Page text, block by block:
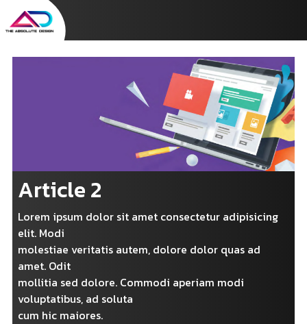
Article 2
Lorem ipsum dolor sit amet consectetur adipisicing
elit. Modi
molestiae veritatis autem, dolore dolor quas ad
amet. Odit
mollitia sed dolore. Commodi aperiam modi
voluptatibus, ad soluta
cum hic maiores.